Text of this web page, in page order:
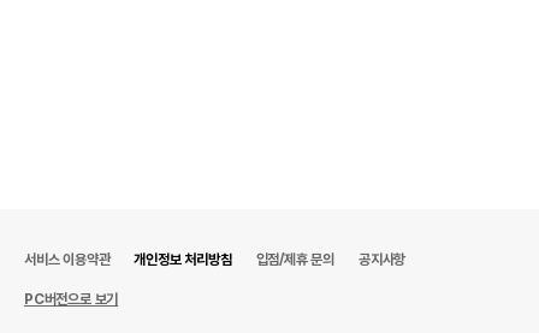
서비스 이용약관 개인정보 처리방침 입점/제휴 문의 공지사항
PC버전으로 보기